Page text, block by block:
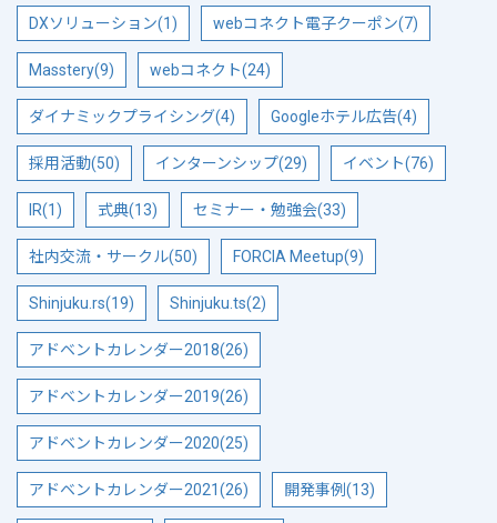
DXソリューション(1) webコネクト電子クーポン(7)
Masstery(9) webコネクト(24)
ダイナミックプライシング(4) Googleホテル広告(4)
採用活動(50) インターンシップ(29) イベント(76)
IR(1) 式典(13) セミナー・勉強会(33)
社内交流・サークル(50) FORCIA Meetup(9)
Shinjuku.rs(19) Shinjuku.ts(2)
アドベントカレンダー2018(26)
アドベントカレンダー2019(26)
アドベントカレンダー2020(25)
アドベントカレンダー2021(26) 開発事例(13)